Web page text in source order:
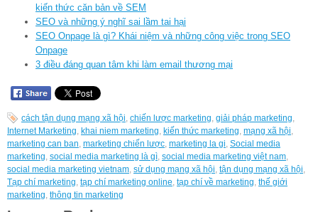
kiến thức căn bản về SEM
SEO và những ý nghĩ sai lầm tai hại
SEO Onpage là gì? Khái niệm và những công việc trong SEO
Onpage
3 điều đáng quan tâm khi làm email thương mại
cách tận dụng mạng xã hội chiến lược marketing giải pháp marketing
Internet Marketing khai niem marketing kiến thức marketing mạng xã hội
marketing can ban marketing chiến lược marketing la gi Social media
marketing social media marketing là gì social media marketing việt nam
social media marketing vietnam sử dụng mạng xã hội tận dụng mạng xã hội
Tạp chí marketing tạp chí marketing online tạp chí về marketing thế giới
marketing thông tin marketing